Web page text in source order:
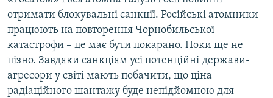
отримати блокувальні санкції. Російські атомники
працюють на повторення Чорнобильської
катастрофи – це має бути покарано. Поки ще не
пізно. Завдяки санкціям усі потенційні держави-
агресори у світі мають побачити, що ціна
радіаційного шантажу буде непідйомною для